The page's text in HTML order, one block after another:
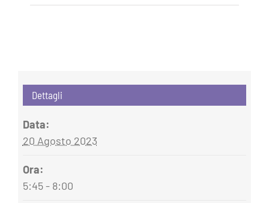
Dettagli
Data:
20 Agosto 2023
Ora:
5:45 - 8:00